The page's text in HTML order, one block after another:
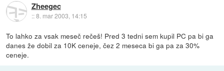
Zheegec
::8. mar 2003, 14:15
To lahko za vsak meseč rečeš! Pred 3 tedni sem kupil PC pa bi ga
danes že dobil za 10K ceneje, čez 2 meseca bi ga pa za 30%
ceneje.